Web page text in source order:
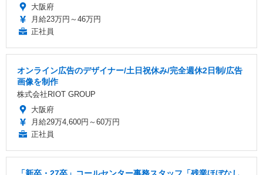
大阪府
月給23万円～46万円
正社員
オンライン広告のデザイナー/土日祝休み/完全週休2日制/広告
画像を制作
株式会社RIOT GROUP
大阪府
月給29万4,600円～60万円
正社員
「新卒・27卒」コールセンター事務スタッフ「残業ほぼなし